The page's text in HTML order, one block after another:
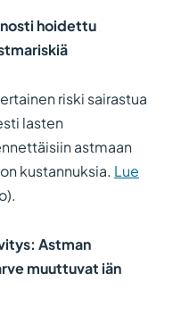
hoidettu
riski sairastua
lasten
astmaan
kustannuksia. Lue
Astman
muuttuvat iän